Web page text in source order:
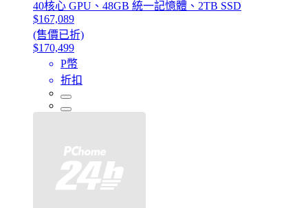
40核心 GPU、48GB 統一記憶體、2TB SSD
$167,089
(售價已折)
$170,499
P幣
折扣